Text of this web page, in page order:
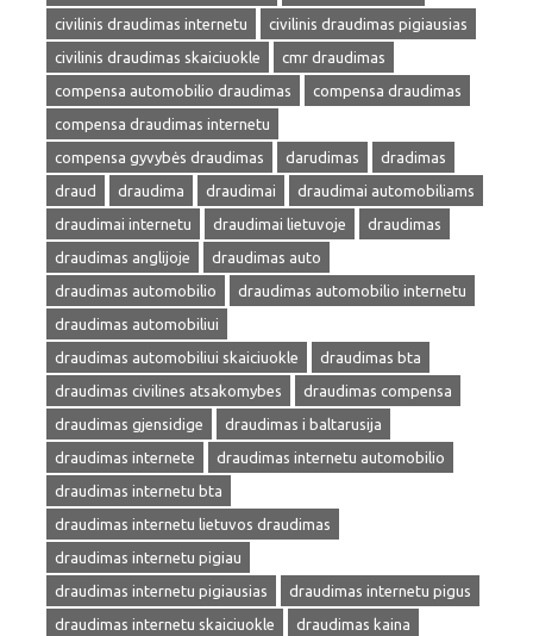
civilinis draudimas internetu
civilinis draudimas pigiausias
civilinis draudimas skaiciuokle
cmr draudimas
compensa automobilio draudimas
compensa draudimas
compensa draudimas internetu
compensa gyvybės draudimas
darudimas
dradimas
draud
draudima draudimai
draudimai automobiliams
draudimai internetu
draudimai lietuvoje
draudimas
draudimas anglijoje
draudimas auto
draudimas automobilio
draudimas automobilio internetu
draudimas automobiliui
draudimas automobiliui skaiciuokle
draudimas bta
draudimas civilines atsakomybes
draudimas compensa
draudimas gjensidige
draudimas i baltarusija
draudimas internete
draudimas internetu automobilio
draudimas internetu bta
draudimas internetu lietuvos draudimas
draudimas internetu pigiau
draudimas internetu pigiausias
draudimas internetu pigus
draudimas internetu skaiciuokle
draudimas kaina